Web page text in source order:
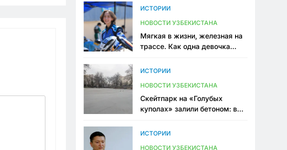
ИСТОРИИ
НОВОСТИ УЗБЕКИСТАНА
Мягкая в жизни, железная на
трассе. Как одна девочка
Узбекистане
ИСТОРИИ
НОВОСТИ УЗБЕКИСТАНА
Скейтпарк на «Голубых
куполах» залили бетоном: в
одно общественное
ИСТОРИИ
НОВОСТИ УЗБЕКИСТАНА